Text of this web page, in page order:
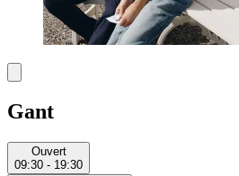
Gant
Ouvert
09:30 - 19:30